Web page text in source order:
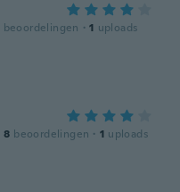
beoordelingen · 1 uploads
8 beoordelingen · 1 uploads